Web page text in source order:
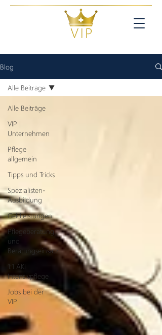
Blog
Alle Beiträge
VIP |
Unternehmen
Pflege
allgemein
Tipps und Tricks
Spezialisten-
Ausbildung
Geldleistungen
Pflegeberatung
und
Beratungseinsatz
1:1 AKI
Intensivpflege
Jobs bei der
VIP
Alle Beiträge